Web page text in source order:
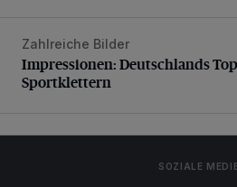
Impressionen: Deutschlands
Zahlreiche Bilder
Impressionen: Deutschlands
Sportklettern
SOZIALE